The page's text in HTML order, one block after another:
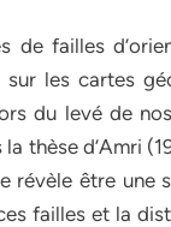
de failles
les cartes
du levé de
thèse d’Amri
révèle être une
failles et la